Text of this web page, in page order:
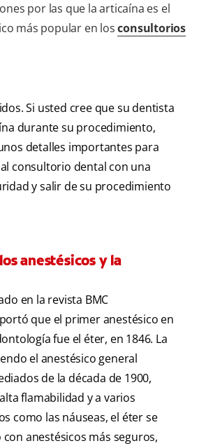
por las que la articaína es el
más popular en losconsultorios
Si usted cree que su dentista
durante su procedimiento,
detalles importantes para
consultorio dental con una
y salir de su procedimiento
anestésicos y la
en la revista BMC
que el primer anestésico en
fue el éter, en 1846. La
el anestésico general
de la década de 1900,
flamabilidad y a varios
como las náuseas, el éter se
anestésicos más seguros,